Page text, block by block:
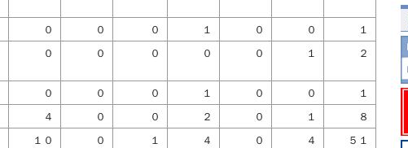
０ ０ ０ １ ０ ０
１
０ ０ ０ ０ ０ １ ２
０ ０ ０ １ ０ ０
１
４ ０ ０ ２ ０ １
８
１０ ０ １ ４ ０ ４ ５１